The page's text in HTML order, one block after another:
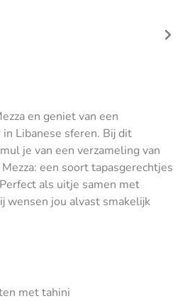
en geniet van een
Libanese sferen. Bij dit
je van een verzameling van
een soort tapasgerechtjes
als uitje samen met
wensen jou alvast smakelijk
met tahini